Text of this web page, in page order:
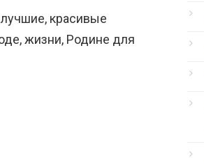
лучшие, красивые
жизни, Родине для